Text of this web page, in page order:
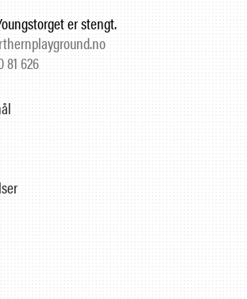
er stengt.
626